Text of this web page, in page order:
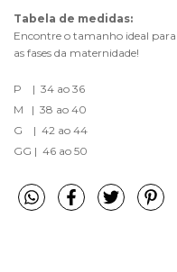
Tabela de medidas:
Encontre o tamanho ideal
as fases da maternidade!
P    |  34 ao 36
M   |  38 ao 40
G    |  42 ao 44
GG |  46 ao 50